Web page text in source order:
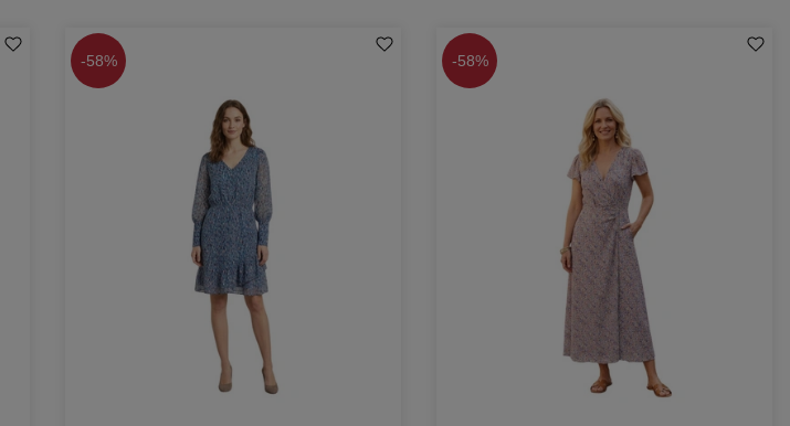
L L
M
-58% -58%